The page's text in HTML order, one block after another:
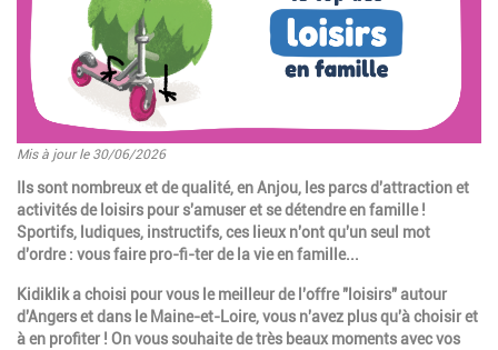
Mis à jour le 30/06/2026
Introduction
Ils sont nombreux et de qualité, en Anjou, les parcs d'attraction et
activités de loisirs pour s'amuser et se détendre en famille !
Sportifs, ludiques, instructifs, ces lieux n'ont qu'un seul mot
d'ordre : vous faire pro-fi-ter de la vie en famille...
Kidiklik a choisi pour vous le meilleur de l'offre "loisirs" autour
d'Angers et dans le Maine-et-Loire, vous n'avez plus qu'à choisir et
à en profiter ! On vous souhaite de très beaux moments avec vos